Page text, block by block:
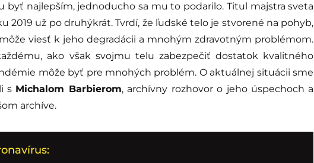
byť najlepším, jednoducho sa mu to podarilo. Titul majstra sveta
2019 už po druhýkrát. Tvrdí, že ľudské telo je stvorené na pohyb,
viesť k jeho degradácii a mnohým zdravotným problémom.
ako však svojmu telu zabezpečiť dostatok kvalitného
môže byť pre mnohých problém. O aktuálnej situácii sme
s Michalom Barbierom, archívny rozhovor o jeho úspechoch a
archíve.